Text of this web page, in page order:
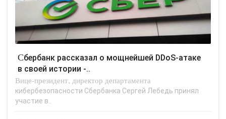
Сбербанк рассказал о мощнейшей DDoS-атаке
в своей истории -..
Вице-президент, директор департамента
кибербезопасности Сбербанка Сергей Лебедь принял
участие в..